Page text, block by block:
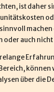
ist daher
machen
oder auch
können
über die